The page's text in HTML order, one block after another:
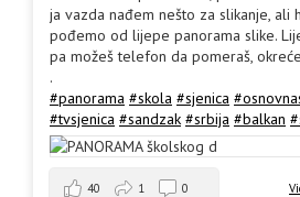
ja vazda nađem nešto za slikanje, ali
pođemo od lijepe panorama slike.
pa možeš telefon da pomeraš,
.
#panorama #skola #sjenica
#tvsjenica #sandzak #srbija #balkan
40 1 0